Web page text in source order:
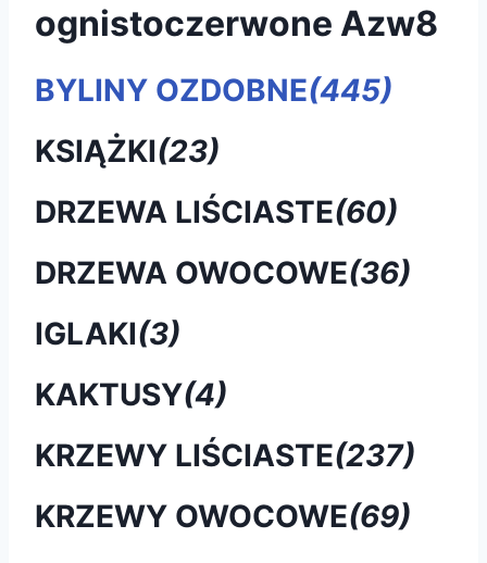
ognistoczerwone Azw8
BYLINY OZDOBNE(445)
KSIĄŻKI(23)
DRZEWA LIŚCIASTE(60)
DRZEWA OWOCOWE(36)
IGLAKI(3)
KAKTUSY(4)
KRZEWY LIŚCIASTE(237)
KRZEWY OWOCOWE(69)